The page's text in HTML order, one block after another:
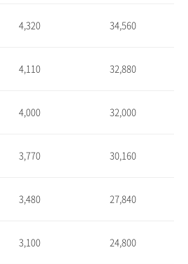
4,320 34,560
4,110 32,880
4,000 32,000
3,770 30,160
3,480 27,840
3,100 24,800